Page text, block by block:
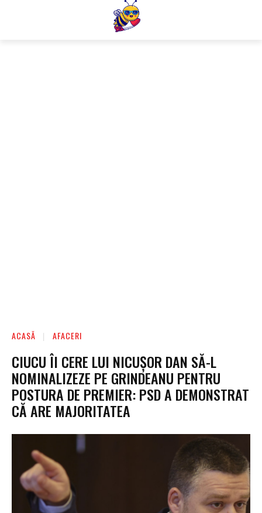
ACASĂ AFACERI
CIUCU ÎI CERE LUI NICUȘOR DAN SĂ-L
NOMINALIZEZE PE GRINDEANU PENTRU
POSTURA DE PREMIER: PSD A DEMONSTRAT
CĂ ARE MAJORITATEA